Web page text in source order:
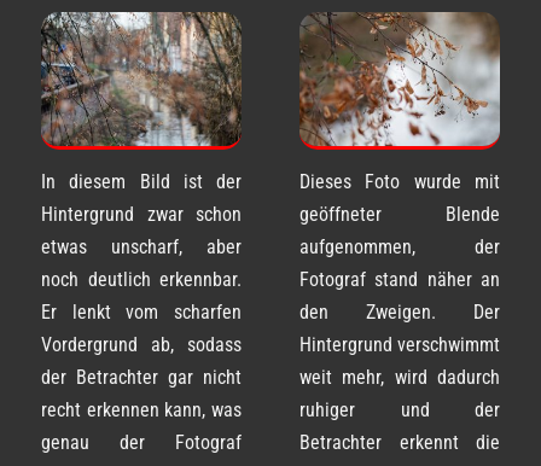
In diesem Bild ist der
Hintergrund zwar schon
etwas unscharf, aber
noch deutlich erkennbar.
Er lenkt vom scharfen
Vordergrund ab, sodass
der Betrachter gar nicht
recht erkennen kann, was
genau der Fotograf
Dieses Foto wurde mit
geöffneter Blende
aufgenommen, der
Fotograf stand näher an
den Zweigen. Der
Hintergrund verschwimmt
weit mehr, wird dadurch
ruhiger und der
Betrachter erkennt die